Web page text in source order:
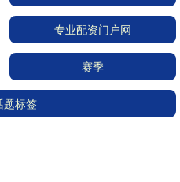
专业配资门户网
赛季
题标签